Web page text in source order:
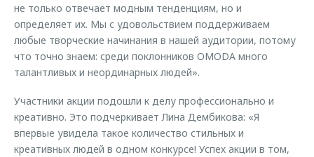
не только отвечает модным тенденциям, но и
определяет их. Мы с удовольствием поддерживаем
любые творческие начинания в нашей аудитории, потому
что точно знаем: среди поклонников OMODA много
талантливых и неординарных людей».
Участники акции подошли к делу профессионально и
креативно. Это подчеркивает Лина Дембикова: «Я
впервые увидела такое количество стильных и
креативных людей в одном конкурсе! Успех акции в том,